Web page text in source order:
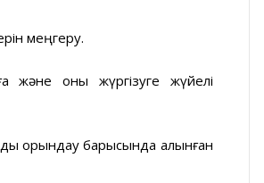
меңгеру.
және оны жүргізуге жүйелі
орындау барысында алынған